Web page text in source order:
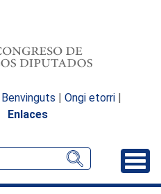
Benvinguts | Ongi etorri |
Enlaces